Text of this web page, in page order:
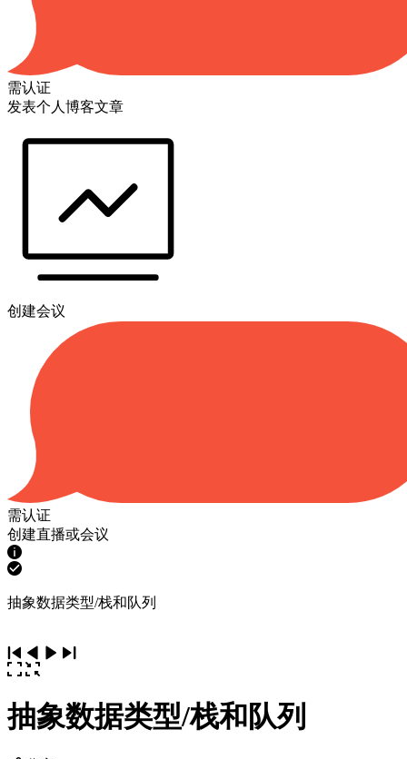
需认证
发表个人博客文章
创建会议
需认证
创建直播或会议
抽象数据类型/栈和队列
抽象数据类型/栈和队列